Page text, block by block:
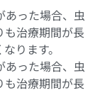
あった場合、虫
も治療期間が長
ります。
あった場合、虫
も治療期間が長